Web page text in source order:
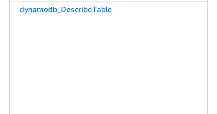
dynamodb_DescribeTable